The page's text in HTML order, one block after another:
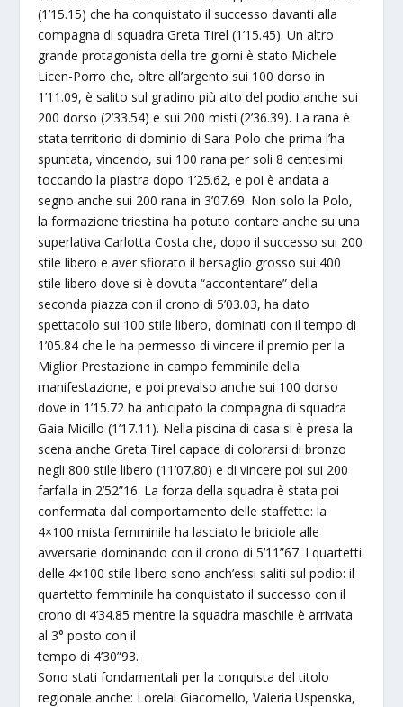
(1’15.15) che ha conquistato il successo davanti alla
compagna di squadra Greta Tirel (1’15.45). Un altro
grande protagonista della tre giorni è stato Michele
Licen-Porro che, oltre all’argento sui 100 dorso in
1’11.09, è salito sul gradino più alto del podio anche sui
200 dorso (2’33.54) e sui 200 misti (2’36.39). La rana è
stata territorio di dominio di Sara Polo che prima l’ha
spuntata, vincendo, sui 100 rana per soli 8 centesimi
toccando la piastra dopo 1’25.62, e poi è andata a
segno anche sui 200 rana in 3’07.69. Non solo la Polo,
la formazione triestina ha potuto contare anche su una
superlativa Carlotta Costa che, dopo il successo sui 200
stile libero e aver sfiorato il bersaglio grosso sui 400
stile libero dove si è dovuta “accontentare” della
seconda piazza con il crono di 5’03.03, ha dato
spettacolo sui 100 stile libero, dominati con il tempo di
1’05.84 che le ha permesso di vincere il premio per la
Miglior Prestazione in campo femminile della
manifestazione, e poi prevalso anche sui 100 dorso
dove in 1’15.72 ha anticipato la compagna di squadra
Gaia Micillo (1’17.11). Nella piscina di casa si è presa la
scena anche Greta Tirel capace di colorarsi di bronzo
negli 800 stile libero (11’07.80) e di vincere poi sui 200
farfalla in 2’52”16. La forza della squadra è stata poi
confermata dal comportamento delle staffette: la
4×100 mista femminile ha lasciato le briciole alle
avversarie dominando con il crono di 5’11”67. I quartetti
delle 4×100 stile libero sono anch’essi saliti sul podio: il
quartetto femminile ha conquistato il successo con il
crono di 4’34.85 mentre la squadra maschile è arrivata
al 3° posto con il
tempo di 4’30”93.
Sono stati fondamentali per la conquista del titolo
regionale anche: Lorelai Giacomello, Valeria Uspenska,